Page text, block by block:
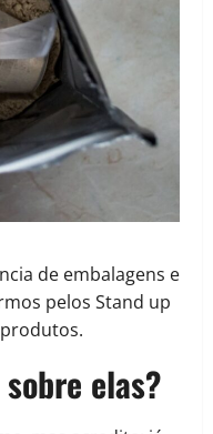
de embalagens e
pelos Stand up
elas?